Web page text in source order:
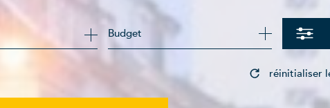
de l'immo pro
Budget
réinitialiser